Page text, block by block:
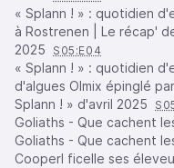
« Splann ! » : quotidien
à Rostrenen | Le récap'
2025
S05:E04
« Splann ! » : quotidien
d'algues Olmix épinglé
Splann ! » d'avril 2025
Goliaths - Que cachent
Goliaths - Que cachent
Cooperl ficelle ses